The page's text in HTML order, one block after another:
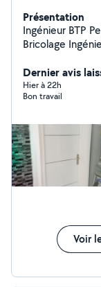
Présentation
Ingénieur BTP Peinture, Plomberie, Décoration &
Bricolage Ingénieur en bâtiment avec plusieurs années
travaux à domicile : Peinture intérieure et
Travaux de
douchettes, etc.) Montage et installation de meubles,
intérieur Petits travaux de rénovation et d'entretien
Travail soigné,
personnalisés.
Dernier avis
Hier à 22h
Bon travail
Voir